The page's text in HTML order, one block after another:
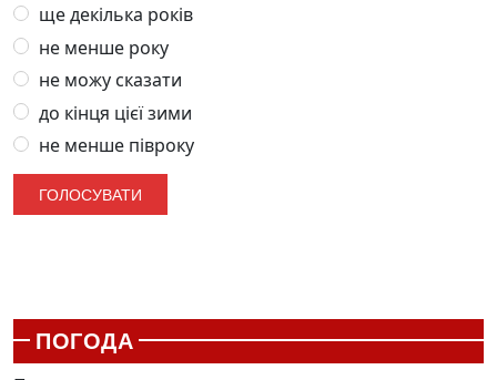
ще декілька років
не менше року
не можу сказати
до кінця цієї зими
не менше півроку
ПОГОДА